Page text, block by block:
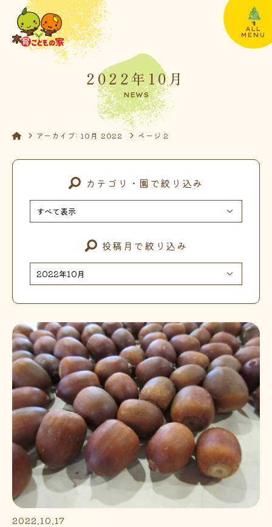
ALL
MENU
2022年10月
NEWS
アーカイブ: 10月 2022 ページ 2
カテゴリ・園で絞り込み
投稿月で絞り込み
2022.10.17